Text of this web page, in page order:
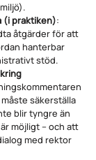
(i praktiken):
åtgärder för att
hanterbar
stöd.
säkerställa
blir tyngre än
möjligt – och att
med rektor